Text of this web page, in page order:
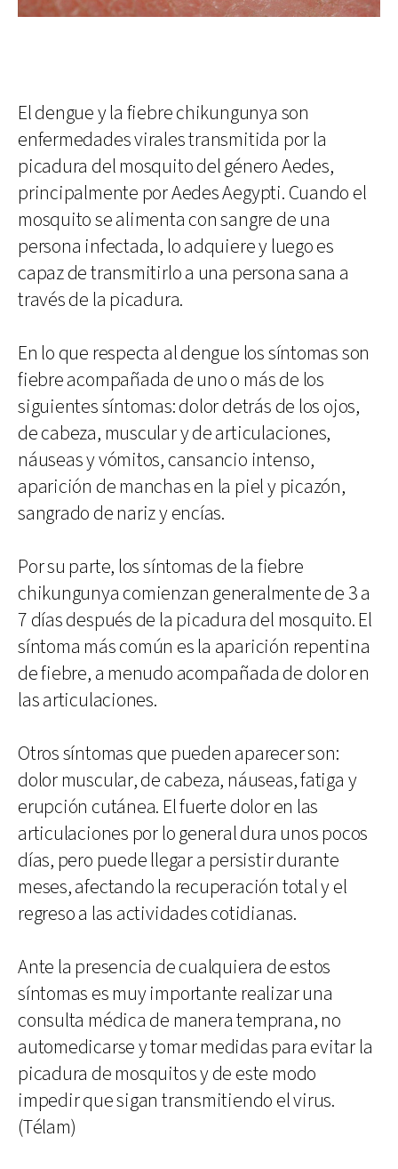
El dengue y la fiebre chikungunya son
enfermedades virales transmitida por la
picadura del mosquito del género Aedes,
principalmente por Aedes Aegypti. Cuando el
mosquito se alimenta con sangre de una
persona infectada, lo adquiere y luego es
capaz de transmitirlo a una persona sana a
través de la picadura.
En lo que respecta al dengue los síntomas son
fiebre acompañada de uno o más de los
siguientes síntomas: dolor detrás de los ojos,
de cabeza, muscular y de articulaciones,
náuseas y vómitos, cansancio intenso,
aparición de manchas en la piel y picazón,
sangrado de nariz y encías.
Por su parte, los síntomas de la fiebre
chikungunya comienzan generalmente de 3 a
7 días después de la picadura del mosquito. El
síntoma más común es la aparición repentina
de fiebre, a menudo acompañada de dolor en
las articulaciones.
Otros síntomas que pueden aparecer son:
dolor muscular, de cabeza, náuseas, fatiga y
erupción cutánea. El fuerte dolor en las
articulaciones por lo general dura unos pocos
días, pero puede llegar a persistir durante
meses, afectando la recuperación total y el
regreso a las actividades cotidianas.
Ante la presencia de cualquiera de estos
síntomas es muy importante realizar una
consulta médica de manera temprana, no
automedicarse y tomar medidas para evitar la
picadura de mosquitos y de este modo
impedir que sigan transmitiendo el virus.
(Télam)